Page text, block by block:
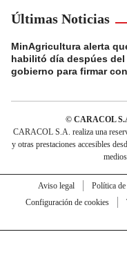
Últimas Noticias
MinAgricultura alerta
habilitó día despúes del
gobierno para firmar
© CARACOL
CARACOL S.A. realiza una
y otras prestaciones accesibles
Aviso legal Política
Configuración de cookies